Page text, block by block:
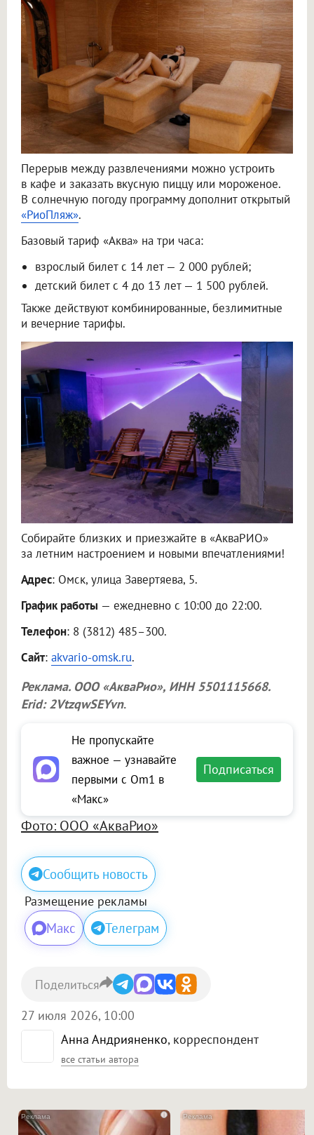
Перерыв между развлечениями можно устроить
в кафе и заказать вкусную пиццу или мороженое.
В солнечную погоду программу дополнит открытый
«РиоПляж».
Базовый тариф «Аква» на три часа:
взрослый билет с 14 лет — 2 000 рублей;
детский билет с 4 до 13 лет — 1 500 рублей.
Также действуют комбинированные, безлимитные
и вечерние тарифы.
Собирайте близких и приезжайте в «АкваРИО»
за летним настроением и новыми впечатлениями!
Адрес: Омск, улица Завертяева, 5.
График работы — ежедневно с 10:00 до 22:00.
Телефон: 8 (3812) 485–300.
Сайт: akvario-omsk.ru.
Реклама. ООО «АкваРио», ИНН 5501115668.
Erid: 2VtzqwSEYvn.
Не пропускайте
важное — узнавайте
первыми с Om1 в
«Макс»
Подписаться
Фото: ООО «АкваРио»
Сообщить новость
Размещение рекламы
Макс Телеграм
Анна Андрияненко, корреспондент
все статьи автора
27 июля 2026, 10:00
Поделиться
i